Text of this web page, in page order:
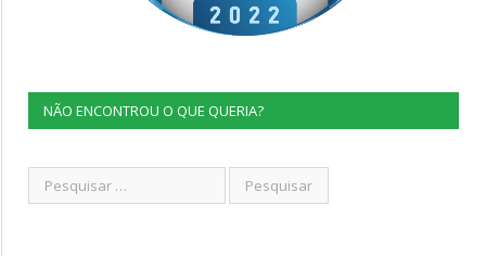
NÃO ENCONTROU O QUE QUERIA?